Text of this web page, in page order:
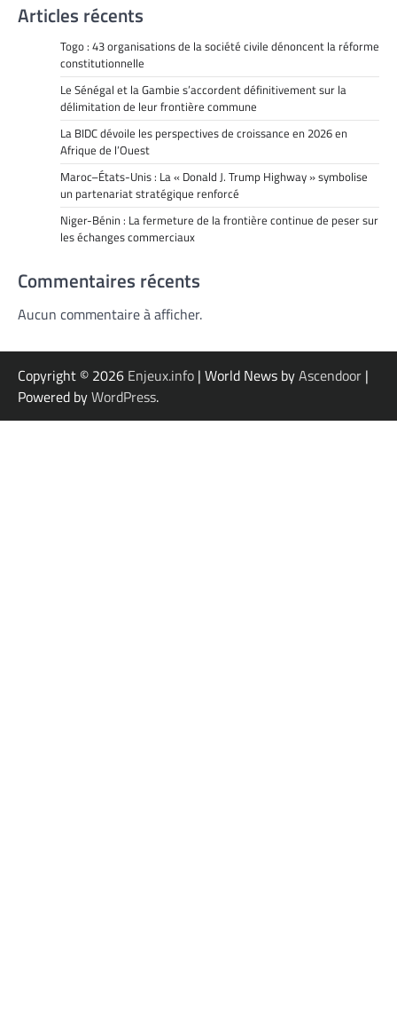
Articles récents
Togo : 43 organisations de la société civile dénoncent la réforme
constitutionnelle
Le Sénégal et la Gambie s’accordent définitivement sur la
délimitation de leur frontière commune
La BIDC dévoile les perspectives de croissance en 2026 en
Afrique de l’Ouest
Maroc–États-Unis : La « Donald J. Trump Highway » symbolise
un partenariat stratégique renforcé
Niger-Bénin : La fermeture de la frontière continue de peser sur
les échanges commerciaux
Commentaires récents
Aucun commentaire à afficher.
Copyright © 2026 Enjeux.info | World News byAscendoor |
Powered byWordPress.